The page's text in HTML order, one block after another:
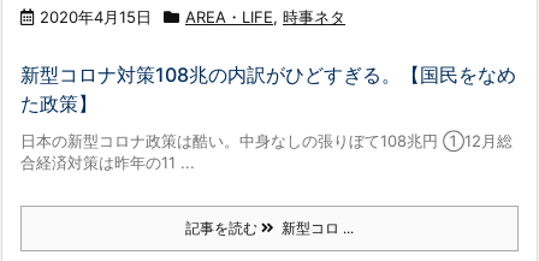
2020年4月15日 AREA・LIFE, 時事ネタ
新型コロナ対策108兆の内訳がひどすぎる。【国民をなめ
た政策】
日本の新型コロナ政策は酷い。中身なしの張りぼて108兆円 ①12月総
合経済対策は昨年の11 ...
記事を読む 新型コロ ...